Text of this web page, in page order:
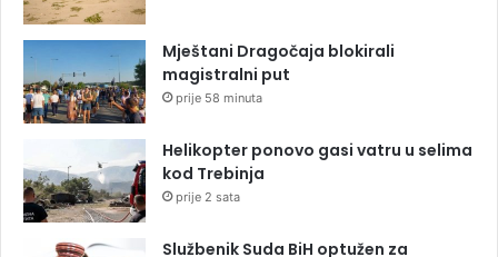
Mještani Dragočaja blokirali
magistralni put
prije 58 minuta
Helikopter ponovo gasi vatru u selima
kod Trebinja
prije 2 sata
Službenik Suda BiH optužen za